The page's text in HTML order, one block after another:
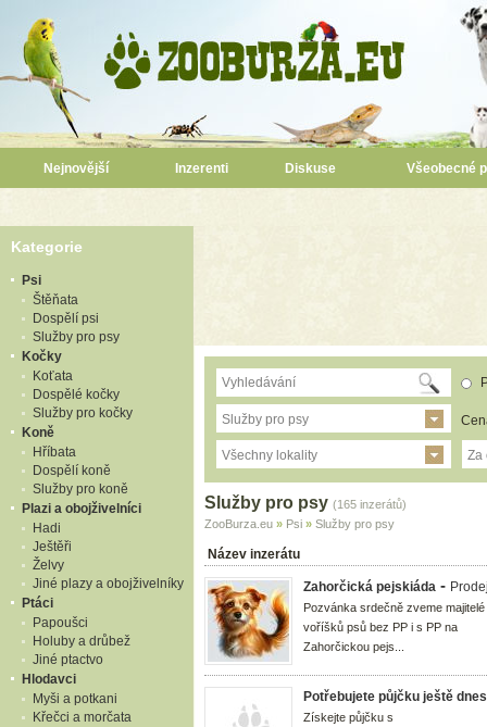
Nejnovější Inzerenti Diskuse Všeobecné
Kategorie
Psi
Štěňata
Dospělí psi
Služby pro psy
Kočky
Koťata
Dospělé kočky
Služby pro kočky
Koně
Hříbata
Dospělí koně
Služby pro koně
Plazi a obojživelníci
Hadi
Ještěři
Želvy
Jiné plazy a obojživelníky
Ptáci
Papoušci
Holuby a drůbež
Jiné ptactvo
Hlodavci
Myši a potkani
Křečci a morčata
Služby pro psy
Všechny lokality Za
Služby pro psy (165 inzerátů)
ZooBurza.eu » Psi » Služby pro psy
Název inzerátu
Zahorčická pejskiáda -
Pozvánka srdečně zveme
voříšků psů bez PP i s PP na
Zahorčickou pejs...
Potřebujete půjčku ještě
Získejte půjčku s